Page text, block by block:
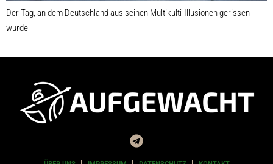
Der Tag, an dem Deutschland aus seinen Multikulti-Illusionen gerissen
wurde